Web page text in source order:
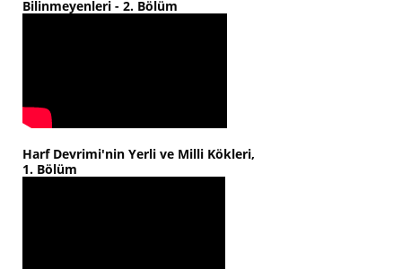
Bilinmeyenleri - 2. Bölüm
Harf Devrimi'nin Yerli ve Milli Kökleri,
1. Bölüm